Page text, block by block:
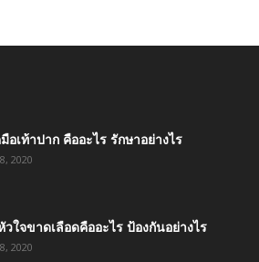
อเท้าปาก คืออะไร รักษาอย่างไร
2020
วใจขาดเลือดคืออะไร ป้องกันอย่างไร
2020